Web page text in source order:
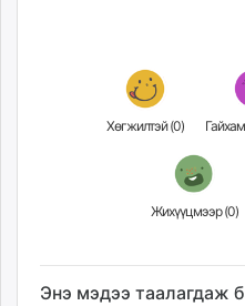
Хөгжилтэй (0)
Жихүүцмээр (0)
Энэ мэдээ таалагдаж